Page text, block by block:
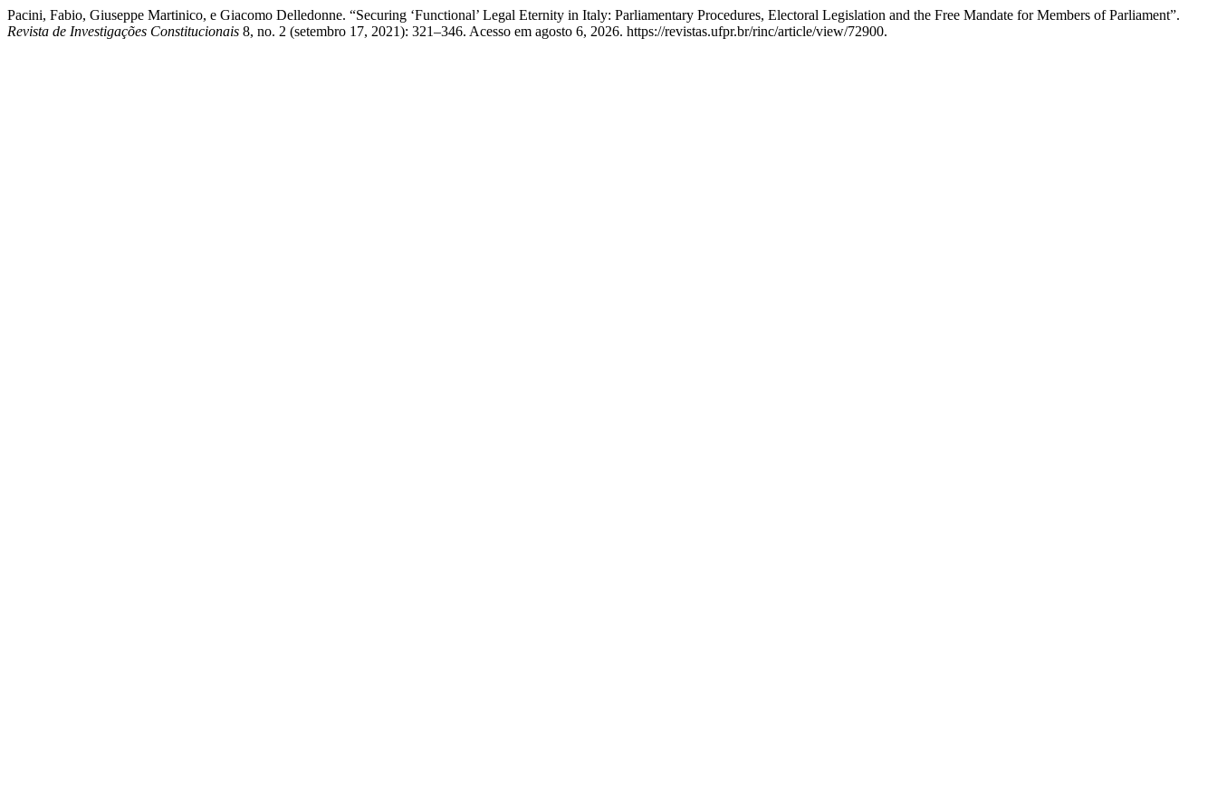
Pacini, Fabio, Giuseppe Martinico, e Giacomo Delledonne. “Securing ‘Functional’ Legal Eternity in Italy: Parliamentary Procedures, Electoral Legislation and the Free Mandate for Members of Parliament”.
Revista de Investigações Constitucionais 8, no. 2 (setembro 17, 2021): 321–346. Acesso em agosto 6, 2026. https://revistas.ufpr.br/rinc/article/view/72900.